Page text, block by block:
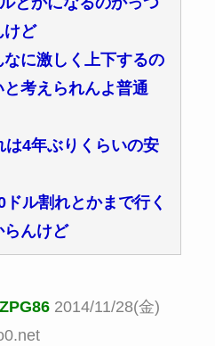
けど
に激しく上下するの
考えられんよ普通
は4年ぶりくらいの安
ル割れとかまで行く
らんけど
2014/11/28(金)